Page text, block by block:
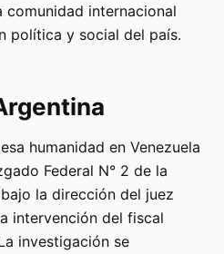
comunidad internacional
política y social del país.
humanidad en Venezuela
Federal N° 2 de la
la dirección del juez
intervención del fiscal
investigación se